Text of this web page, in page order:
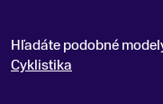
Hľadáte podobné
Cyklistika